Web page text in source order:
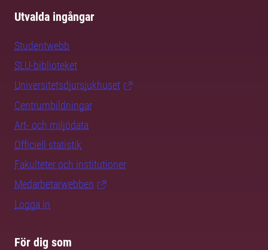
Utvalda ingångar
Studentwebb
SLU-biblioteket
Universitetsdjursjukhuset
Centrumbildningar
Art- och miljödata
Officiell statistik
Fakulteter och institutioner
Medarbetarwebben
Logga in
För dig som